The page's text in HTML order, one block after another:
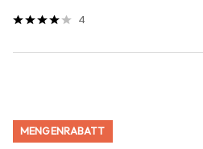
4
MENGENRABATT